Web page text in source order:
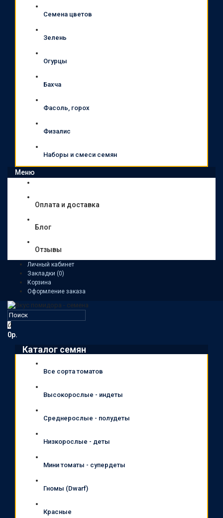
Семена цветов
Зелень
Огурцы
Бахча
Фасоль, горох
Физалис
Наборы и смеси семян
Меню
Оплата и доставка
Блог
Отзывы
Личный кабинет
Закладки (0)
Корзина
Оформление заказа
0
0р.
Каталог семян
Все сорта томатов
Высокорослые - индеты
Среднерослые - полудеты
Низкорослые - деты
Мини томаты - супердеты
Гномы (Dwarf)
Красные